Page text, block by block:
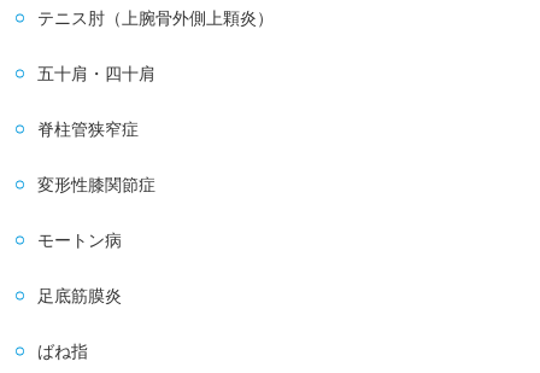
テニス肘（上腕骨外側上顆炎）
五十肩・四十肩
脊柱管狭窄症
変形性膝関節症
モートン病
足底筋膜炎
ばね指